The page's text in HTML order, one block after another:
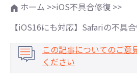
ホーム >>iOS不具合修復 >>
【iOS16にも対応】Safariの不具
この記事についてのご意
ください